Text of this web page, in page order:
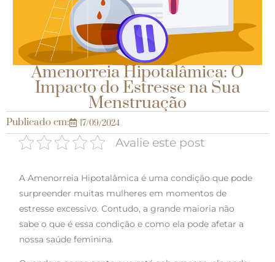
Amenorreia Hipotalâmica: O
Impacto do Estresse na Sua
Menstruação
Publicado em: 17/09/2024
Avalie este post
A Amenorreia Hipotalâmica é uma condição que pode
surpreender muitas mulheres em momentos de
estresse excessivo. Contudo, a grande maioria não
sabe o que é essa condição e como ela pode afetar a
nossa saúde feminina.